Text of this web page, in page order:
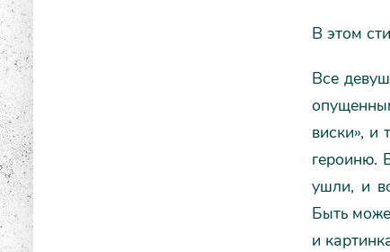
В этом
Все
виски», и
героиню.
ушли, и
Быть
и